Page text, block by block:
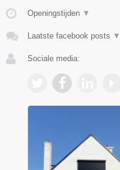
Openingstijden ▼
Laatste facebook posts ▼
Sociale media: